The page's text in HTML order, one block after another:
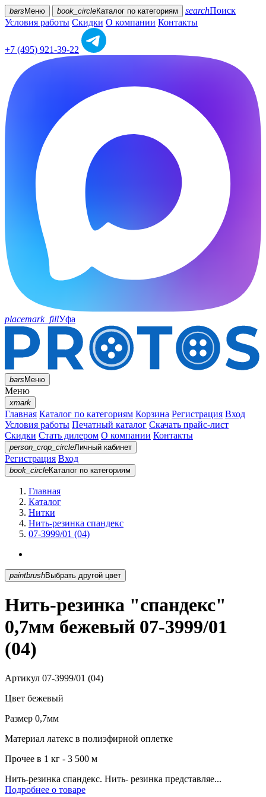
bars Меню book_circleКаталог по категориям searchПоиск
Условия работы Скидки О компании Контакты
+7 (495) 921-39-22
placemark_fillУфа
barsМеню
Меню
xmark
Главная Каталог по категориям Корзина Регистрация Вход
Условия работы Печатный каталог Скачать прайс-лист
Скидки Стать дилером О компании Контакты
person_crop_circleЛичный кабинет
Регистрация Вход
book_circleКаталог по категориям
Главная
Каталог
Нитки
Нить-резинка спандекс
07-3999/01 (04)
paintbrush Выбрать другой цвет
Нить-резинка "спандекс"
0,7мм бежевый 07-3999/01
(04)
Артикул 07-3999/01 (04)
Цвет бежевый
Размер 0,7мм
Материал латекс в полиэфирной оплетке
Прочее в 1 кг - 3 500 м
Нить-резинка спандекс. Нить- резинка представляе...
Подробнее о товаре